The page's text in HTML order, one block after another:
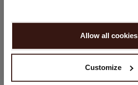
Allow all cookies
Customize
CONTINUER